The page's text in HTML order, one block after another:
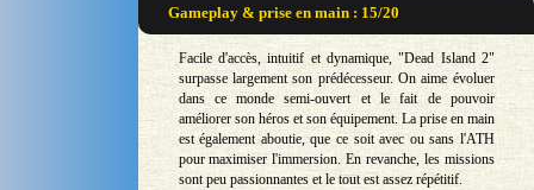
Gameplay & prise en main : 15/20
Facile d'accès, intuitif et dynamique, "Dead Island 2"
surpasse largement son prédécesseur. On aime évoluer
dans ce monde semi-ouvert et le fait de pouvoir
améliorer son héros et son équipement. La prise en main
est également aboutie, que ce soit avec ou sans l'ATH
pour maximiser l'immersion. En revanche, les missions
sont peu passionnantes et le tout est assez répétitif.